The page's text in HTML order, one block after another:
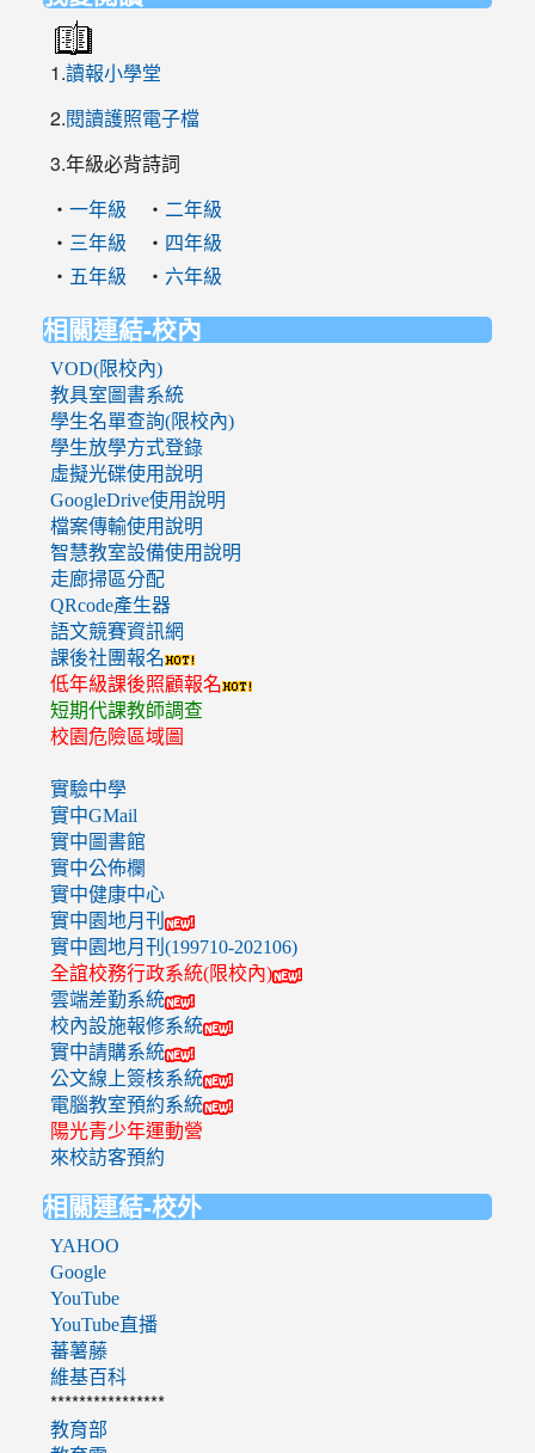
1.讀報小學堂
2.閱讀護照電子檔
3.年級必背詩詞
‧ 一年級 ‧ 二年級
‧ 三年級 ‧ 四年級
‧ 五年級 ‧ 六年級
相關連結-校內
VOD(限校內)
教具室圖書系統
學生名單查詢(限校內)
學生放學方式登錄
虛擬光碟使用說明
GoogleDrive使用說明
檔案傳輸使用說明
智慧教室設備使用說明
走廊掃區分配
QRcode產生器
語文競賽資訊網
課後社團報名
低年級課後照顧報名
短期代課教師調查
校園危險區域圖
實驗中學
實中GMail
實中圖書館
實中公佈欄
實中健康中心
實中園地月刊
實中園地月刊(199710-202106)
全誼校務行政系統(限校內)
雲端差勤系統
校內設施報修系統
實中請購系統
公文線上簽核系統
電腦教室預約系統
陽光青少年運動營
來校訪客預約
相關連結-校外
YAHOO
Google
YouTube
YouTube直播
蕃薯藤
維基百科
****************
教育部